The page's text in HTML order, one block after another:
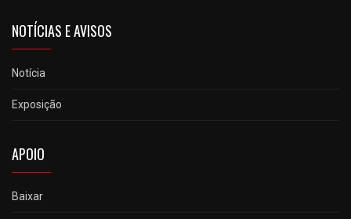
NOTÍCIAS E AVISOS
Notícia
Exposição
APOIO
Baixar